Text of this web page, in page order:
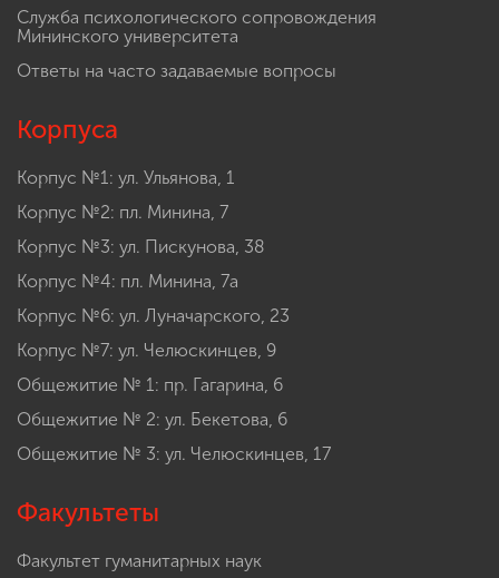
Служба психологического сопровождения
Мининского университета
Ответы на часто задаваемые вопросы
Корпуса
Корпус №1: ул. Ульянова, 1
Корпус №2: пл. Минина, 7
Корпус №3: ул. Пискунова, 38
Корпус №4: пл. Минина, 7а
Корпус №6: ул. Луначарского, 23
Корпус №7: ул. Челюскинцев, 9
Общежитие № 1: пр. Гагарина, 6
Общежитие № 2: ул. Бекетова, 6
Общежитие № 3: ул. Челюскинцев, 17
Факультеты
Факультет гуманитарных наук